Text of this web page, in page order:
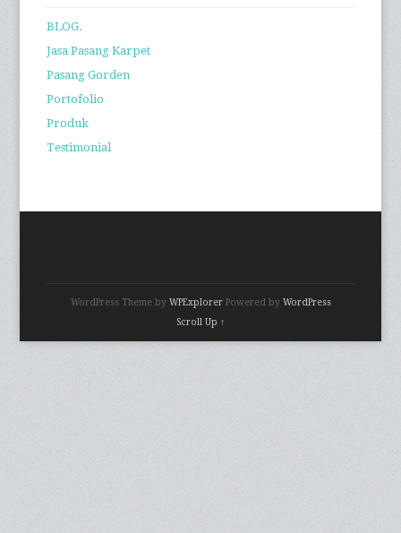
BLOG.
Jasa Pasang Karpet
Pasang Gorden
Portofolio
Produk
Testimonial
WordPress Theme by WPExplorerPowered by WordPress
Scroll Up ↑